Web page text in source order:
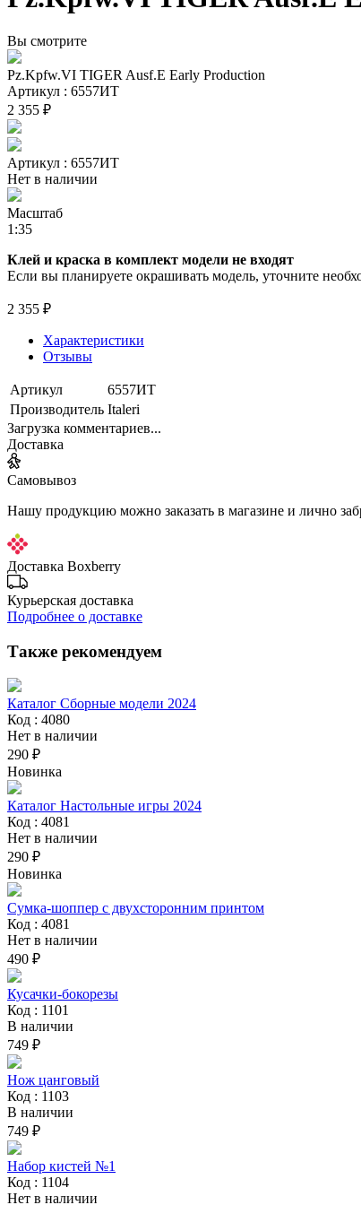
Вы смотрите
Pz.Kpfw.VI TIGER Ausf.E Early Production
Артикул : 6557ИТ
2 355 ₽
Артикул : 6557ИТ
Нет в наличии
Масштаб
1:35
Клей и краска в комплект модели не входят
Если вы планируете окрашивать модель, уточните
2 355 ₽
Характеристики
Отзывы
Артикул
6557ИТ
Производитель Italeri
Загрузка комментариев...
Доставка
Самовывоз
Нашу продукцию можно заказать в магазине и лично
Доставка Boxberry
Курьерская доставка
Подробнее о доставке
Также рекомендуем
Каталог Сборные модели 2024
Код : 4080
Нет в наличии
290 ₽
Новинка
Каталог Настольные игры 2024
Код : 4081
Нет в наличии
290 ₽
Новинка
Сумка-шоппер с двухсторонним принтом
Код : 4081
Нет в наличии
490 ₽
Кусачки-бокорезы
Код : 1101
В наличии
749 ₽
Нож цанговый
Код : 1103
В наличии
749 ₽
Набор кистей №1
Код : 1104
Нет в наличии